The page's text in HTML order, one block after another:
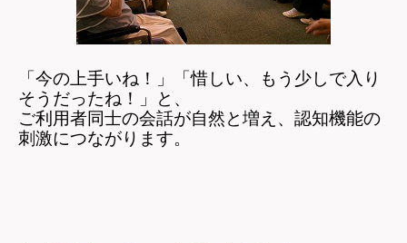
「今の上手いね！」「惜しい、もう少しで入り
そうだったね！」と、
ご利用者同士の会話が自然と増え、認知機能の
刺激につながります。